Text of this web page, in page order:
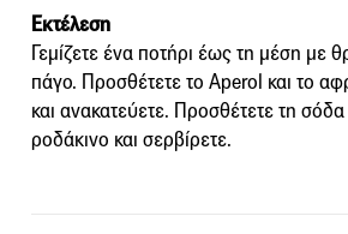
Εκτέλεση
Γεμίζετε ένα ποτήρι έως τη μέση με
πάγο. Προσθέτετε το Aperol και το
και ανακατεύετε. Προσθέτετε τη
ροδάκινο και σερβίρετε.